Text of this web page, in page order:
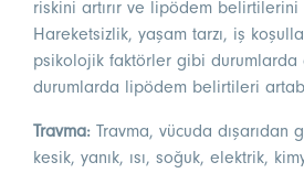
riskini artırır ve lipödem belirtilerini
Hareketsizlik, yaşam tarzı, iş
psikolojik faktörler gibi durumlarda
durumlarda lipödem belirtileri
Travma: Travma, vücuda dışarıdan
kesik, yanık, ısı, soğuk, elektrik,